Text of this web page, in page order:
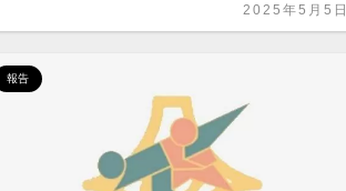
2025年5月5日
報告